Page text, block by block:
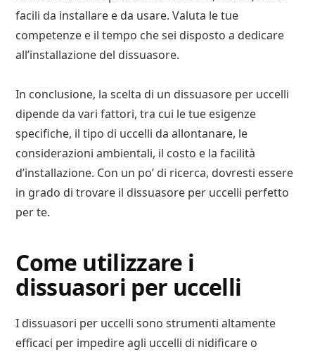
facili da installare e da usare. Valuta le tue
competenze e il tempo che sei disposto a dedicare
all’installazione del dissuasore.
In conclusione, la scelta di un dissuasore per uccelli
dipende da vari fattori, tra cui le tue esigenze
specifiche, il tipo di uccelli da allontanare, le
considerazioni ambientali, il costo e la facilità
d’installazione. Con un po’ di ricerca, dovresti essere
in grado di trovare il dissuasore per uccelli perfetto
per te.
Come utilizzare i
dissuasori per uccelli
I dissuasori per uccelli sono strumenti altamente
efficaci per impedire agli uccelli di nidificare o